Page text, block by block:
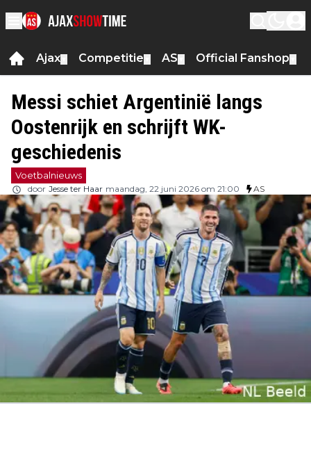
Ajax Competitie AS Official Fanshop
Messi schiet Argentinië langs
Oostenrijk en schrijft WK-
geschiedenis
Voetbalnieuws
door Jesse ter Haar maandag, 22 juni 2026 om 21:00 AS